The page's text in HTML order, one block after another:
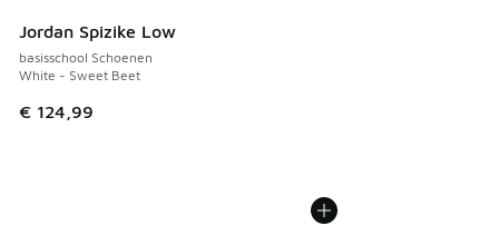
Jordan Spizike Low
basisschool Schoenen
White - Sweet Beet
€ 124,99